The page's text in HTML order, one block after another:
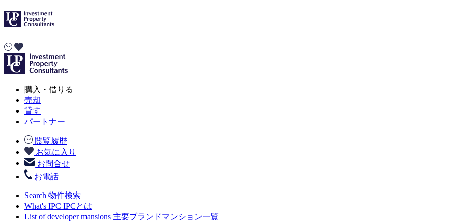
購入・借りる
売却
貸す
パートナー
閲覧履歴
お気に入り
お問合せ
お電話
Search 物件検索
What's IPC IPCとは
List of developer mansions 主要ブランドマンション一覧